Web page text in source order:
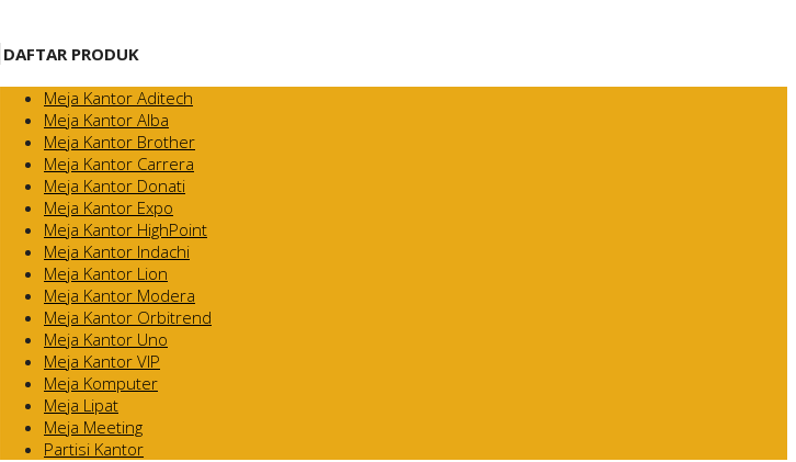
DAFTAR PRODUK
Meja Kantor Aditech
Meja Kantor Alba
Meja Kantor Brother
Meja Kantor Carrera
Meja Kantor Donati
Meja Kantor Expo
Meja Kantor HighPoint
Meja Kantor Indachi
Meja Kantor Lion
Meja Kantor Modera
Meja Kantor Orbitrend
Meja Kantor Uno
Meja Kantor VIP
Meja Komputer
Meja Lipat
Meja Meeting
Partisi Kantor